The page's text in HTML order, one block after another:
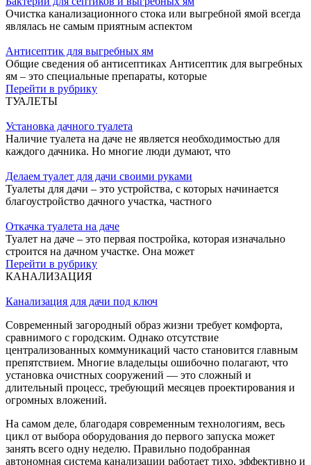
Очистка канализационного стока или выгребной ямой всегда
являлась не самым приятным аспектом
Антисептик для выгребных ям
Общие сведения об антисептиках Антисептик для выгребных
ям – это специальные препараты, которые
Перейти в рубрику
ТУАЛЕТЫ
Установка дачного туалета
Наличие туалета на даче не является необходимостью для
каждого дачника. Но многие люди думают, что
Делаем туалет для дачи своими руками
Туалеты для дачи – это устройства, с которых начинается
благоустройство дачного участка, частного
Откачка туалета на даче
Туалет на даче – это первая постройка, которая изначально
строится на дачном участке. Она может
Перейти в рубрику
КАНАЛИЗАЦИЯ
Канализация для дачи под ключ
Современный загородный образ жизни требует комфорта,
сравнимого с городским. Однако отсутствие
централизованных коммуникаций часто становится главным
препятствием. Многие владельцы ошибочно полагают, что
установка очистных сооружений — это сложный и
длительный процесс, требующий месяцев проектирования и
огромных вложений.
На самом деле, благодаря современным технологиям, весь
цикл от выбора оборудования до первого запуска может
занять всего одну неделю. Правильно подобранная
автономная система канализации работает тихо, эффективно и